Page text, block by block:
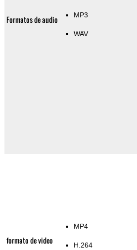
Formatos de audio MP3
WAV
formato de video
MP4
H.264